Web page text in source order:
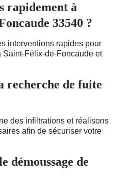
rapidement à
33540 ?
interventions rapides pour
Saint-Félix-de-Foncaude et
recherche de fuite
des infiltrations et réalisons
afin de sécuriser votre
démoussage de